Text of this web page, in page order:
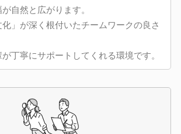
自然と広がります。
化」が深く根付いたチームワークの良さ
丁寧にサポートしてくれる環境です。